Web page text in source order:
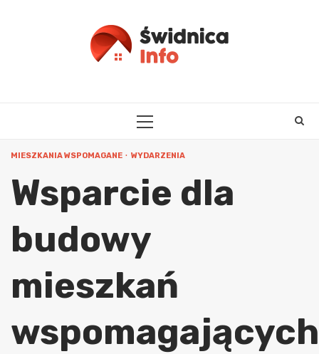
PRIMARY
MIESZKANIA WSPOMAGANE WYDARZENIA
Wsparcie dla
budowy
mieszkań
wspomagających